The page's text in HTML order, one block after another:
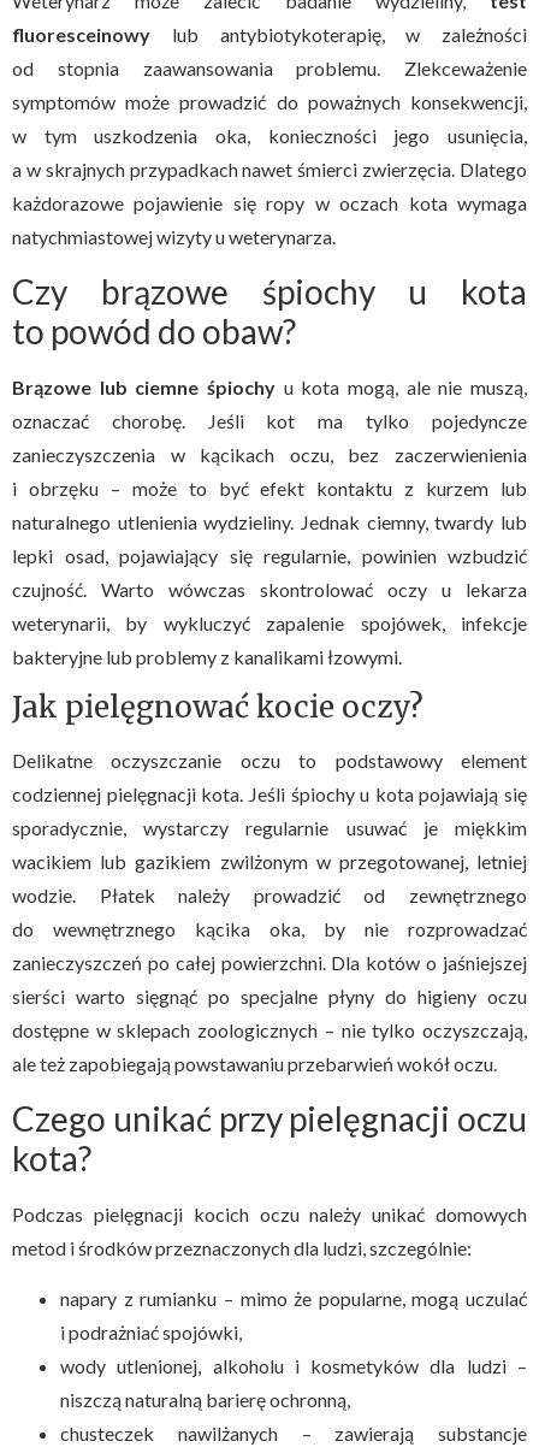
fluoresceinowy lub antybiotykoterapię, w zależności
od stopnia zaawansowania problemu. Zlekceważenie
symptomów może prowadzić do poważnych konsekwencji,
w tym uszkodzenia oka, konieczności jego usunięcia,
a w skrajnych przypadkach nawet śmierci zwierzęcia. Dlatego
każdorazowe pojawienie się ropy w oczach kota wymaga
natychmiastowej wizyty u weterynarza.
Czy brązowe śpiochy u kota
to powód do obaw?
Brązowe lub ciemne śpiochy u kota mogą, ale nie muszą,
oznaczać chorobę. Jeśli kot ma tylko pojedyncze
zanieczyszczenia w kącikach oczu, bez zaczerwienienia
i obrzęku – może to być efekt kontaktu z kurzem lub
naturalnego utlenienia wydzieliny. Jednak ciemny, twardy lub
lepki osad, pojawiający się regularnie, powinien wzbudzić
czujność. Warto wówczas skontrolować oczy u lekarza
weterynarii, by wykluczyć zapalenie spojówek, infekcje
bakteryjne lub problemy z kanalikami łzowymi.
Jak pielęgnować kocie oczy?
Delikatne oczyszczanie oczu to podstawowy element
codziennej pielęgnacji kota. Jeśli śpiochy u kota pojawiają się
sporadycznie, wystarczy regularnie usuwać je miękkim
wacikiem lub gazikiem zwilżonym w przegotowanej, letniej
wodzie. Płatek należy prowadzić od zewnętrznego
do wewnętrznego kącika oka, by nie rozprowadzać
zanieczyszczeń po całej powierzchni. Dla kotów o jaśniejszej
sierści warto sięgnąć po specjalne płyny do higieny oczu
dostępne w sklepach zoologicznych – nie tylko oczyszczają,
ale też zapobiegają powstawaniu przebarwień wokół oczu.
Czego unikać przy pielęgnacji oczu
kota?
Podczas pielęgnacji kocich oczu należy unikać domowych
metod i środków przeznaczonych dla ludzi, szczególnie:
napary z rumianku – mimo że popularne, mogą uczulać
i podrażniać spojówki,
wody utlenionej, alkoholu i kosmetyków dla ludzi –
niszczą naturalną barierę ochronną,
chusteczek nawilżanych – zawierają substancje